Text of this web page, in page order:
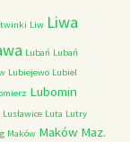
Liw Liwa
Lubań Lubań
Lubiejewo Lubiel
Lubomin
Lusławice Luta Lutry
Maków Maków Maz.